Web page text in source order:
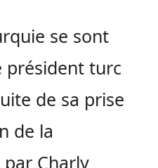
se sont
président turc
de sa prise
de la
Charly